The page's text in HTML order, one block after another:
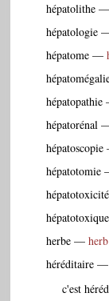
hépatolithe —
hépatologie
hépatome —
hépatopathie
hépatorénal
hépatoscopie
hépatotomie
hépatotoxicité
hépatotoxique
herbe —
héréditaire —
c'est